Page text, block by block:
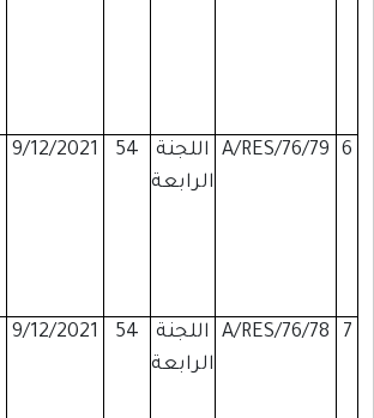
6
A/RES/76/79
اللجنة
الرابعة
54
9/12/2021
7
A/RES/76/78
اللجنة
الرابعة
54
9/12/2021